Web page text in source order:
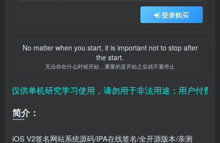
登录购买
No matter when you start, it is important not to stop after
the start.
无论你在什么时候开始，重要的是开始之后就不要停止
供单机研究学习使用，请勿用于非法用途；用户付费纯
简介：
iOS V2签名网站系统源码/IPA在线签名/全开源版本/亲测